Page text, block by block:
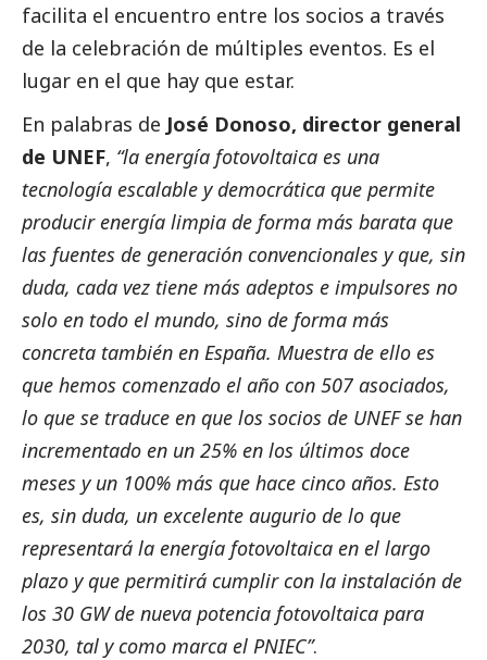
facilita el encuentro entre los socios a través
de la celebración de múltiples eventos. Es el
lugar en el que hay que estar.
En palabras de José Donoso, director general
de UNEF, “la energía fotovoltaica es una
tecnología escalable y democrática que permite
producir energía limpia de forma más barata que
las fuentes de generación convencionales y que, sin
duda, cada vez tiene más adeptos e impulsores no
solo en todo el mundo, sino de forma más
concreta también en España. Muestra de ello es
que hemos comenzado el año con 507 asociados,
lo que se traduce en que los socios de UNEF se han
incrementado en un 25% en los últimos doce
meses y un 100% más que hace cinco años. Esto
es, sin duda, un excelente augurio de lo que
representará la energía fotovoltaica en el largo
plazo y que permitirá cumplir con la instalación de
los 30 GW de nueva potencia fotovoltaica para
2030, tal y como marca el PNIEC”.